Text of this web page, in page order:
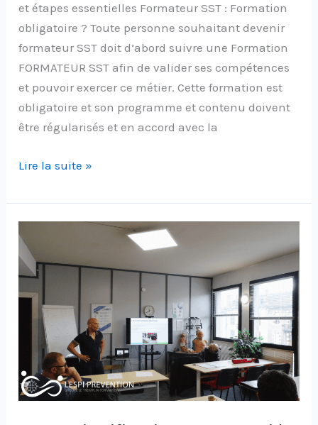
et étapes essentielles Formateur SST : Formation
obligatoire ? Toute personne souhaitant devenir
formateur SST doit d’abord suivre une Formation
FORMATEUR SST afin de valider ses compétences
et pouvoir exercer ce métier. Cette formation est
obligatoire et son programme et contenu doivent
être régularisés et en accord avec la
Lire la suite »
SSIAP
signification
C’est
quoi
formation
SSIAP
?